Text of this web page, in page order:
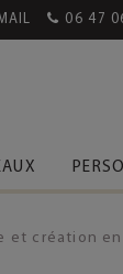
06 47
LIVRAISON
et création